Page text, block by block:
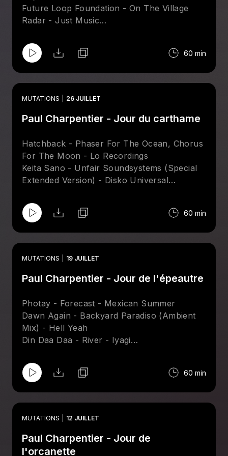
Future Loop Foundation - On The Village
Radar - Just Music
Instrumental) - Sonar Kollektiv
Mugwump - Until You're Worth It (Andrew
Mr Beatnick & Richard Greenan - Sad
Brasstard (Object Agency Remix) - Kit
Project Sandro - Blazer - SENTRALL
Records And Tapes
Psychemagik - 2001 - Undercover Lovers
60 min
MUTATIONS 26 JUILLET
Paul Charpentier - Jour du carthame
Hatchback - Phaser For The Ocean, Chorus
For The Moon - Lo Recordings
Keita Sano - Unfair Soundsystems (Special
Extended Version) - Disko Universal
Season & The Hearts Of Gold Mix) - Tsuba
Sare Havlicek - Dreams In Light (Ray Mang
Kito Jempere - Ampa (Black Spuma Energy
Thieves Dub Instrumental) - Hell Yeah
Riptide - Pronto
60 min
MUTATIONS 19 JUILLET
Paul Charpentier - Jour de l'épeautre
Photay - Forecast - Mexican Summer
Dawn Again - Backyard Paradiso (Ambient
Mix) - Hell Yeah
Din Daa Daa - River - Iyagi
Talking Drums - Fashionable Whale -
International Feel
Boy Chillout Mix) - IIB?
Dawn Again - Crying Outside The Stadium -
Hashman Deejay - Statues - Future Times
Sea Power & Change - Strange Fruit (Soft
60 min
MUTATIONS 12 JUILLET
Paul Charpentier - Jour de
l'orcanette